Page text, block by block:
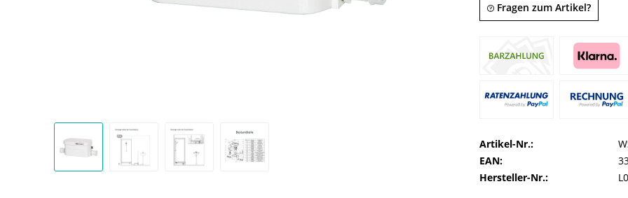
Fragen zum Artikel?
Artikel-Nr.:
EAN:
Hersteller-Nr.: